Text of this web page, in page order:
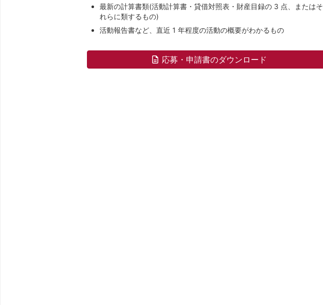
最新の計算書類(活動計算書・貸借対照表・財産目録の 3 点、またはそ
れらに類するもの)
活動報告書など、直近 1 年程度の活動の概要がわかるもの
応募・申請書のダウンロード